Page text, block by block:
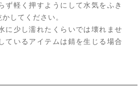
ず軽く押すようにして水気をふき
してください。
に少し濡れたくらいでは壊れませ
ているアイテムは錆を生じる場合